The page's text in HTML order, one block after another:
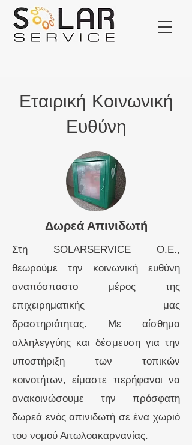
Εταιρική Κοινωνική
Ευθύνη
Δωρεά Απινιδωτή
Στη SOLARSERVICE O.E.,
θεωρούμε την κοινωνική ευθύνη
αναπόσπαστο μέρος της
επιχειρηματικής μας
δραστηριότητας. Με αίσθημα
αλληλεγγύης και δέσμευση για την
υποστήριξη των τοπικών
κοινοτήτων, είμαστε περήφανοι να
ανακοινώσουμε την πρόσφατη
δωρεά ενός απινιδωτή σε ένα χωριό
του νομού Αιτωλοακαρνανίας.